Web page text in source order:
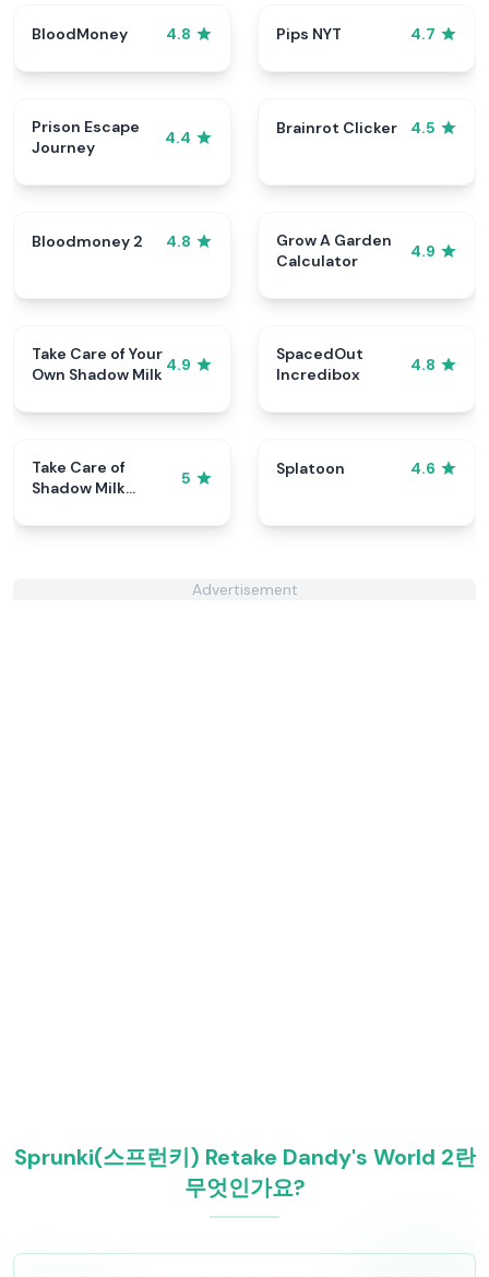
BloodMoney 4.8 Pips NYT 4.7
Prison Escape
Journey
4.4
Brainrot Clicker 4.5
Bloodmoney 2 4.8
Grow A Garden
Calculator
4.9
Take Care of Your
Own Shadow Milk 4.9
SpacedOut
Incredibox
4.8
Take Care of
Shadow Milk
5
Splatoon 4.6
Advertisement
Sprunki(스프런키) Retake Dandy's World 2란
무엇인가요?